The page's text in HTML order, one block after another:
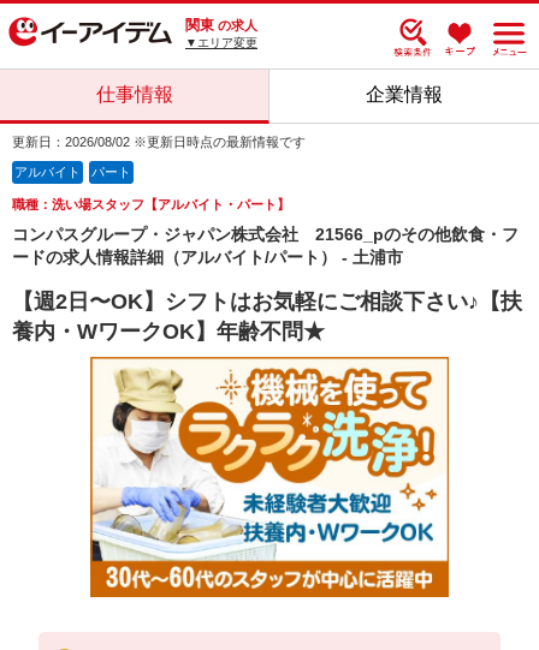
関東 の求人
▼エリア変更
仕事情報 企業情報
更新日：2026/08/02 ※更新日時点の最新情報です
アルバイト パート
職種：洗い場スタッフ【アルバイト・パート】
コンパスグループ・ジャパン株式会社 21566_pのその他飲食・フ
ードの求人情報詳細（アルバイト/パート） - 土浦市
【週2日〜OK】シフトはお気軽にご相談下さい♪【扶
養内・WワークOK】年齢不問★